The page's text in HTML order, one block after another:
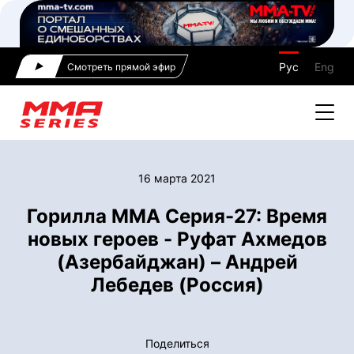
Смотреть прямой эфир Рус Eng
16 марта 2021
Горилла ММА Серия-27: Время
новых героев - Руфат Ахмедов
(Азербайджан) – Андрей
Лебедев (Россия)
Поделиться